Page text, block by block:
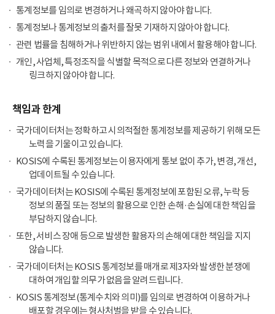
통계정보를 임의로 변경하거나 왜곡하지 않아야 합니다.
통계정보나 통계정보의 출처를 잘못 기재하지 않아야 합니다.
관련 법률을 침해하거나 위반하지 않는 범위 내에서 활용해야 합니다.
개인, 사업체, 특정조직을 식별할 목적으로 다른 정보와 연결하거나
링크하지 않아야 합니다.
책임과 한계
국가데이터처는 정확하고 시의적절한 통계정보를 제공하기 위해 모든
노력을 기울이고 있습니다.
KOSIS에 수록된 통계정보는 이용자에게 통보 없이 추가, 변경, 개선,
업데이트될 수 있습니다.
국가데이터처는 KOSIS에 수록된 통계정보에 포함된 오류, 누락 등
정보의 품질 또는 정보의 활용으로 인한 손해·손실에 대한 책임을
부담하지 않습니다.
또한, 서비스 장애 등으로 발생한 활용자의 손해에 대한 책임을 지지
않습니다.
국가데이터처는 KOSIS 통계정보를 매개로 제3자와 발생한 분쟁에
대하여 개입할 의무가 없음을 알려드립니다.
KOSIS 통계정보(통계수치와 의미)를 임의로 변경하여 이용하거나
배포할 경우에는 형사처벌을 받을 수 있습니다.